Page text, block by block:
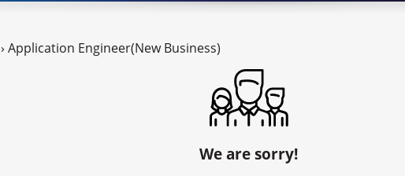
› Application Engineer(New Business)
We are sorry!